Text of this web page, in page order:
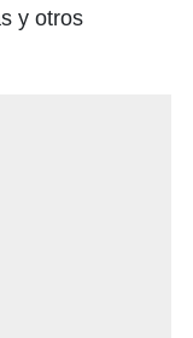
y otros